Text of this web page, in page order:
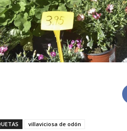
villaviciosa de odón